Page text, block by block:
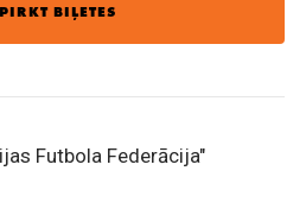
PIRKT BIĻETES
Futbola Federācija"